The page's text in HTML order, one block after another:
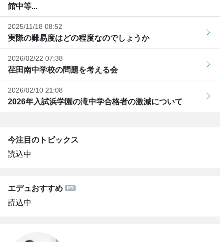
館中等...
2025/11/18 08:52
実際の難易度はどの程度なのでしょうか
2026/02/22 07:38
荏田南中学校の問題を考える会
2026/02/10 21:08
2026年入試浜学園の滝中学合格者の激減について
今注目のトピックス
読込中
エデュおすすめ
読込中